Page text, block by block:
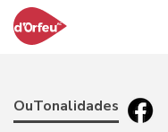
OuTonalidades